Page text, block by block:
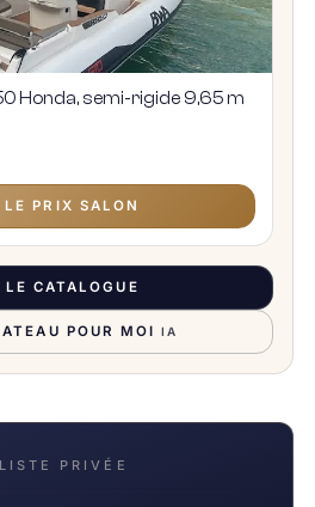
Honda, semi-rigide 9,65 m
LE PRIX SALON
LE CATALOGUE
POUR MOIIA
PRIVÉE